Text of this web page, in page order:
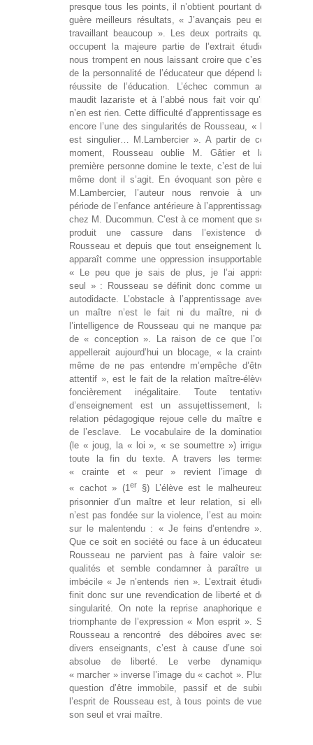
presque tous les points, il n’obtient pourtant de
guère meilleurs résultats, « J’avançais peu en
travaillant beaucoup ». Les deux portraits qui
occupent la majeure partie de l’extrait étudié
nous trompent en nous laissant croire que c’est
de la personnalité de l’éducateur que dépend la
réussite de l’éducation. L’échec commun au
maudit lazariste et à l’abbé nous fait voir qu’il
n’en est rien. Cette difficulté d’apprentissage est
encore l’une des singularités de Rousseau, « Il
est singulier… M.Lambercier ». A partir de ce
moment, Rousseau oublie M. Gâtier et la
première personne domine le texte, c’est de lui-
même dont il s’agit. En évoquant son père et
M.Lambercier, l’auteur nous renvoie à une
période de l’enfance antérieure à l’apprentissage
chez M. Ducommun. C’est à ce moment que se
produit une cassure dans l’existence de
Rousseau et depuis que tout enseignement lui
apparaît comme une oppression insupportable.
« Le peu que je sais de plus, je l’ai appris
seul » : Rousseau se définit donc comme un
autodidacte. L’obstacle à l’apprentissage avec
un maître n’est le fait ni du maître, ni de
l’intelligence de Rousseau qui ne manque pas
de « conception ». La raison de ce que l’on
appellerait aujourd’hui un blocage, « la crainte
même de ne pas entendre m’empêche d’être
attentif », est le fait de la relation maître-élève
foncièrement inégalitaire. Toute tentative
d’enseignement est un assujettissement, la
relation pédagogique rejoue celle du maître et
de l’esclave. Le vocabulaire de la domination
(le « joug, la « loi », « se soumettre ») irrigue
toute la fin du texte. A travers les termes
« crainte et « peur » revient l’image du
« cachot » (1er
§) L’élève est le malheureux
prisonnier d’un maître et leur relation, si elle
n’est pas fondée sur la violence, l’est au moins
sur le malentendu : « Je feins d’entendre ».
Que ce soit en société ou face à un éducateur,
Rousseau ne parvient pas à faire valoir ses
qualités et semble condamner à paraître un
imbécile « Je n’entends rien ». L’extrait étudié
finit donc sur une revendication de liberté et de
singularité. On note la reprise anaphorique et
triomphante de l’expression « Mon esprit ». Si
Rousseau a rencontré des déboires avec ses
divers enseignants, c’est à cause d’une soif
absolue de liberté. Le verbe dynamique
« marcher » inverse l’image du « cachot ». Plus
question d’être immobile, passif et de subir,
l’esprit de Rousseau est, à tous points de vue,
son seul et vrai maître.